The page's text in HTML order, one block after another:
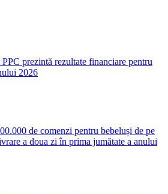
prezintă rezultate financiare pentru
2026
de comenzi pentru bebeluși de pe
a doua zi în prima jumătate a anului